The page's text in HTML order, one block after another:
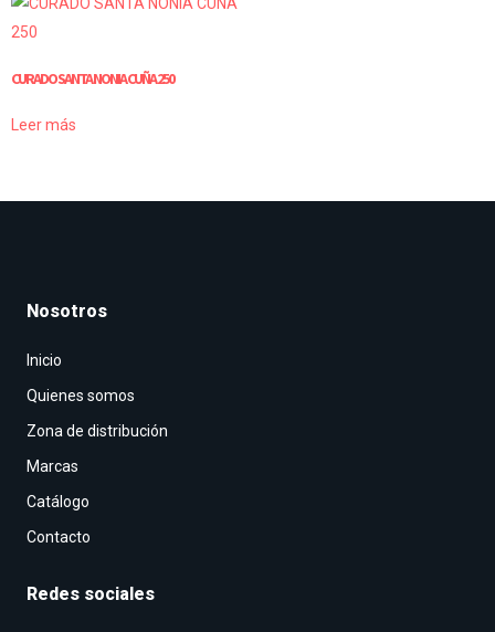
CURADO SANTA NONIA CUÑA 250
Leer más
Nosotros
Inicio
Quienes somos
Zona de distribución
Marcas
Catálogo
Contacto
Redes sociales